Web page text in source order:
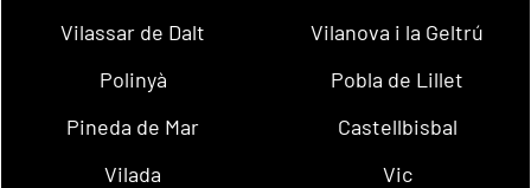
Vilassar de Dalt
Vilanova i la Geltrú
Polinyà
Pobla de Lillet
Pineda de Mar
Castellbisbal
Vilada
Vic